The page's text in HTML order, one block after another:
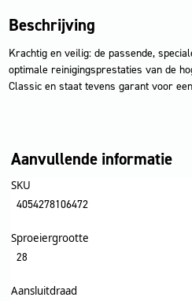
Beschrijving
Krachtig en veilig: de passende,
optimale reinigingsprestaties van de
Classic en staat tevens garant voor
Aanvullende informatie
SKU
4054278106472
Sproeiergrootte
28
Aansluitdraad